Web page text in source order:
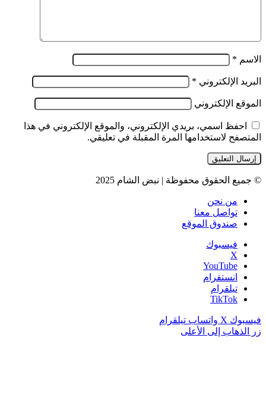
الاسم *
البريد الإلكتروني *
الموقع الإلكتروني
احفظ اسمي، بريدي الإلكتروني، والموقع الإلكتروني في هذا
المتصفح لاستخدامها المرة المقبلة في تعليقي.
© جميع الحقوق محفوظة | نبض الشام 2025
من نحن
تواصل معنا
صندوق الموقع
فيسبوك
‫X
‫YouTube
انستقرام
تيلقرام
‫TikTok
فيسبوك ‫X واتساب تيلقرام
زر الذهاب إلى الأعلى